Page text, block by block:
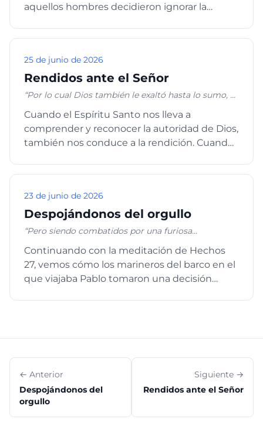
brisa del sur, pareciéndoles que ya tenían lo que
Pero no mucho después dio contra la nave un
viento huracanado llamado Euroclidón. Y siendo
viento, nos abandonamos a él y nos dejamos llevar”
Hechos 27:12-15.
aquellos hombres decidieron ignorar la
25 de junio de 2026
Rendidos ante el Señor
“Por lo cual Dios también le exaltó hasta lo sumo, y
que en el nombre de Jesús se doble toda rodilla de
los que están en los cielos, y en la tierra, y debajo de
la tierra; y toq hx da lengua confiese que Jesucristo
2:9-11
Cuando el Espíritu Santo nos lleva a
comprender y reconocer la autoridad de Dios,
también nos conduce a la rendición. Cuando
23 de junio de 2026
Despojándonos del orgullo
“Pero siendo combatidos por una furiosa
tercer día con nuestras propias manos arrojamos
los aparejos de la nave”. Hechos 27:18-19. “derribando
argumentos y toda altivez que se levanta contra el
pensamiento a la obediencia a Cristo”, 2 Corintios
Continuando con la meditación de Hechos
27, vemos cómo los marineros del barco en el
que viajaba Pablo tomaron una decisión
← Anterior
Despojándonos del
orgullo
Siguiente →
Rendidos ante el Señor